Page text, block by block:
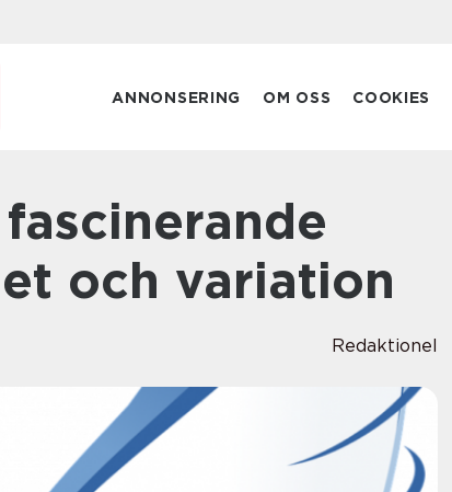
ANNONSERING OM OSS COOKIES
och variation
Redaktionel